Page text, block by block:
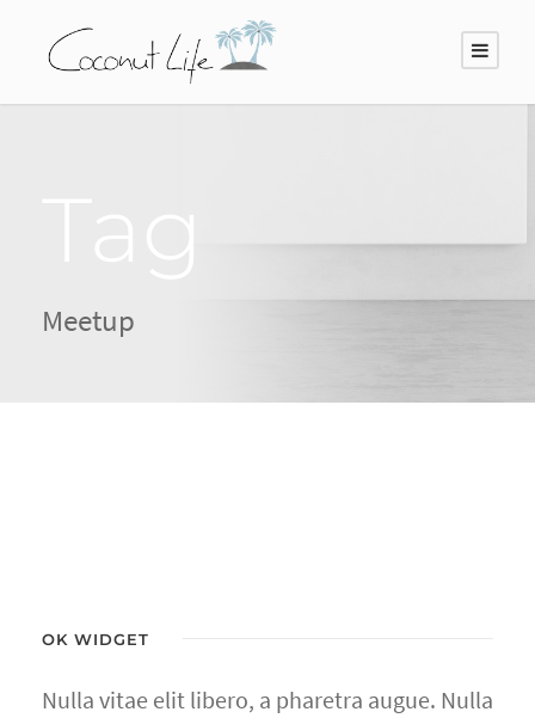
Meetup
OK WIDGET
Nulla vitae elit libero, a pharetra augue. Nulla